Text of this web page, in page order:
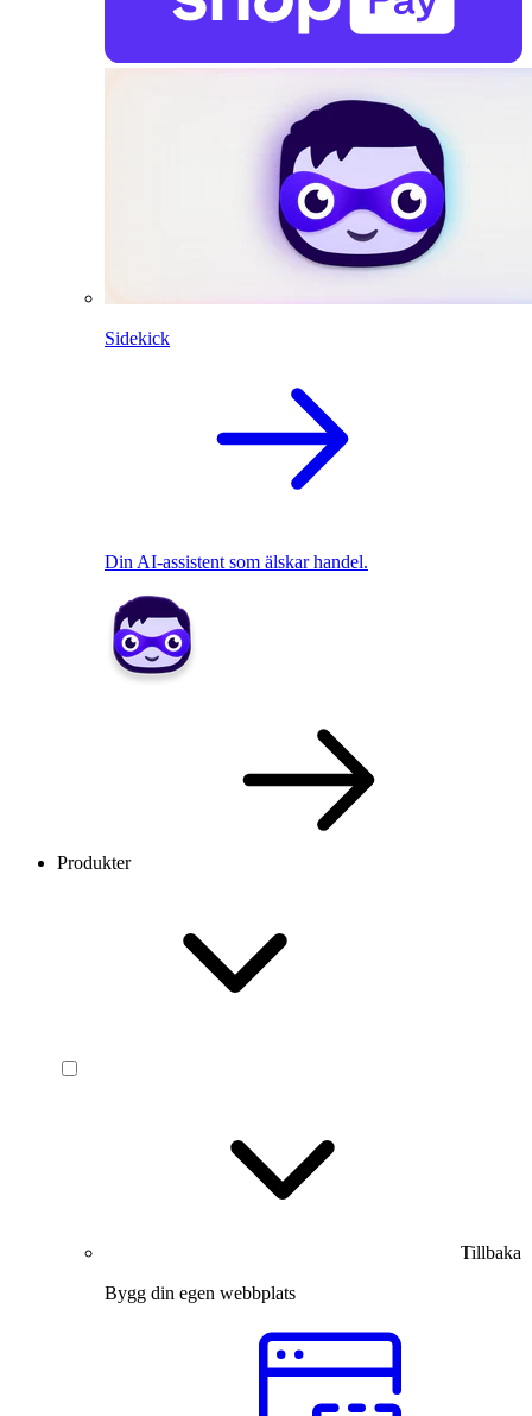
Sidekick
Din AI-assistent som älskar handel.
Produkter
Tillbaka
Bygg din egen webbplats